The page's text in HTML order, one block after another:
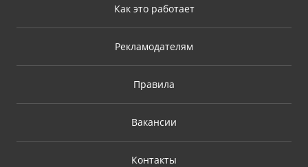
Как это работает
Рекламодателям
Правила
Вакансии
Контакты